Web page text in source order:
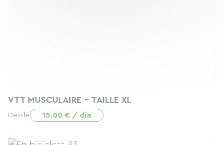
VTT MUSCULAIRE - TAILLE XL
Desde 15.00 € / día